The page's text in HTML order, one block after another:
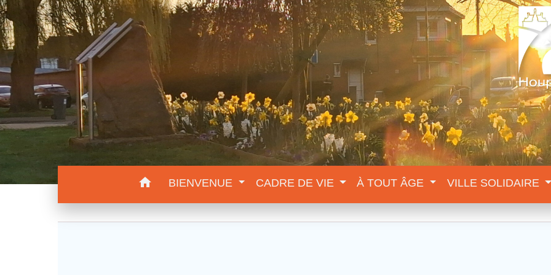
home BIENVENUE CADRE DE VIE À TOUT ÂGE VILLE SOLIDAIRE